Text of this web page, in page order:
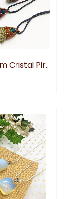
Colar com Cristal Pirita Mod.1